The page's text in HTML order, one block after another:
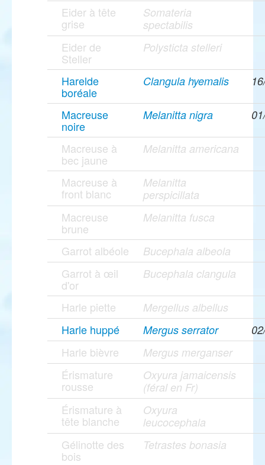
Eider à tête
grise
Somateria
spectabilis
Eider de
Steller
Polysticta stelleri
Harelde
boréale
Clangula hyemalis
Macreuse
noire
Melanitta nigra
Macreuse à
bec jaune
Melanitta americana
Macreuse à
front blanc
Melanitta
perspicillata
Macreuse
brune
Melanitta fusca
Garrot albéole Bucephala albeola
Garrot à œil
d'or
Bucephala clangula
Harle piette Mergellus albellus
Harle huppé Mergus serrator
Harle bièvre Mergus merganser
Érismature
rousse
Oxyura jamaicensis
(féral en Fr)
Érismature à
tête blanche
Oxyura
leucocephala
Gélinotte des
bois
Tetrastes bonasia